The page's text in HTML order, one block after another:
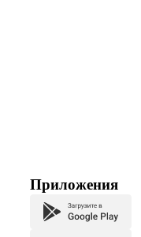
Приложения